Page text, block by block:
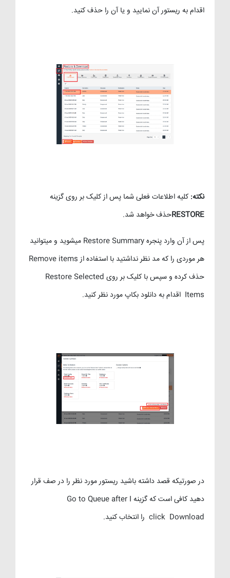
اقدام به ریستور آن نمایید و یا آن را حذف کنید.
نکته: کلیه اطلاعات فعلی شما پس از کلیک بر روی گزینه
RESTOREحذف خواهد شد.
پس از آن وارد پنجره Restore Summary میشوید و میتوانید
حذف کرده و سپس با کلیک بر روی Restore Selected
Items اقدام به دانلود بکاپ مورد نظر کنید.
در صورتیکه قصد داشته باشید ریستور مورد نظر را در صف قرار
دهید کافی است که گزینه Go to Queue after I
click Download را انتخاب کنید.